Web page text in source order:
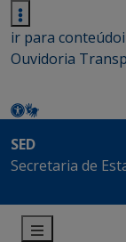
ir para conteúdo
Ouvidoria
SED
Secretaria de